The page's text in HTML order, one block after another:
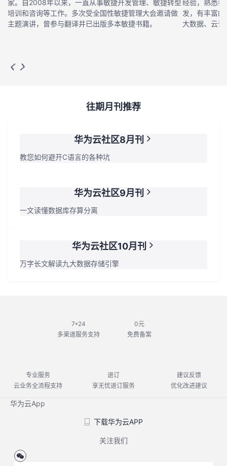
家。自2008年以来，一直从事敏捷开发管理、敏捷转型
培训和咨询等工作。多次受全国性敏捷管理大会邀请做
主题演讲，曾参与翻译并已出版多本敏捷书籍。
经验，熟悉
发，有丰富
大数据、云
往期月刊推荐
华为云社区8月刊
教您如何避开C语言的各种坑
华为云社区9月刊
一文读懂数据库存算分离
华为云社区10月刊
万字长文解读九大数据存储引擎
7*24
多渠道服务支持
0元
免费备案
专业服务
云业务全流程支持
退订
享无忧退订服务
建议反馈
优化改进建议
华为云App
下载华为云APP
关注我们